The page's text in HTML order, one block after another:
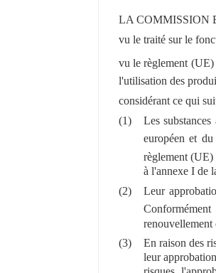
LA COMMISSION
vu le traité sur le
vu le règlement (UE)
l'utilisation des
considérant ce qui
(1)
Les
européen et
règlement (UE)
à l'annexe I de
(2)
Leur
renouvellement
(3)
En raison des
leur